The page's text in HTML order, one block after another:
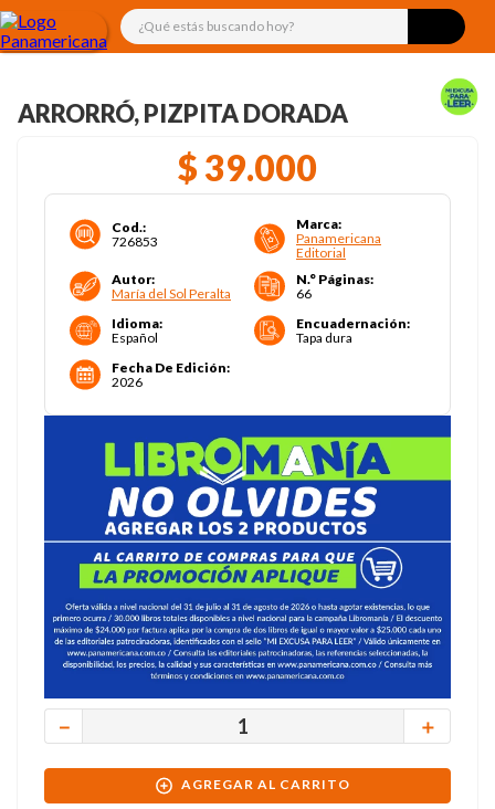
¿Qué estás buscando hoy?
ARRORRÓ, PIZPITA DORADA
$ 39.000
Cod.:
726853
Marca:
Panamericana
Editorial
Autor:
María del Sol Peralta
N.° Páginas:
66
Idioma:
Español
Encuadernación:
Tapa dura
Fecha De Edición:
2026
＋
－
AGREGAR AL CARRITO